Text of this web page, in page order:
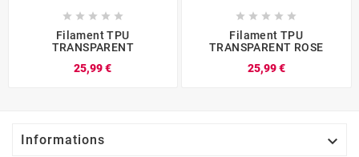
    
Filament TPU
TRANSPARENT
25,99 €
    
Filament TPU
TRANSPARENT ROSE
25,99 €
Informations 